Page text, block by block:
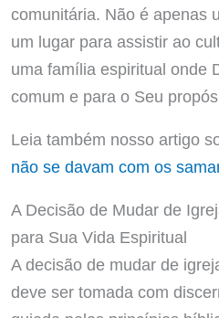
comunitária. Não é apenas
um lugar para assistir ao
uma família espiritual onde
comum e para o Seu
Leia também nosso artigo
não se davam com os
A Decisão de Mudar de
para Sua Vida Espiritual
A decisão de mudar de
deve ser tomada com